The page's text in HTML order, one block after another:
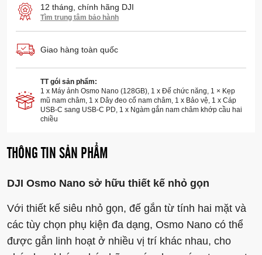
12 tháng, chính hãng DJI
Tìm trung tâm bảo hành
Giao hàng toàn quốc
TT gói sản phẩm:
1 x Máy ảnh Osmo Nano (128GB), 1 x Đế chức năng, 1 × Kẹp
mũ nam châm, 1 x Dây đeo cổ nam châm, 1 x Bảo vệ, 1 x Cáp
USB-C sang USB-C PD, 1 x Ngàm gắn nam châm khớp cầu hai
chiều
THÔNG TIN SẢN PHẨM
DJI Osmo Nano sở hữu thiết kế nhỏ gọn
Với thiết kế siêu nhỏ gọn, đế gắn từ tính hai mặt và
các tùy chọn phụ kiện đa dạng, Osmo Nano có thể
được gắn linh hoạt ở nhiều vị trí khác nhau, cho